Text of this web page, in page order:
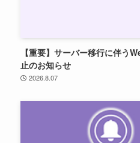
【重要】サーバー移行に伴う
止のお知らせ
2026.8.07